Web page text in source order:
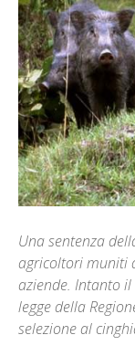
Una sentenza
agricoltori muniti
aziende. Intanto
legge della
selezione al